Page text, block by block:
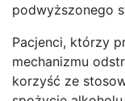
podwyższonego
Pacjenci, którzy
mechanizmu
korzyść ze